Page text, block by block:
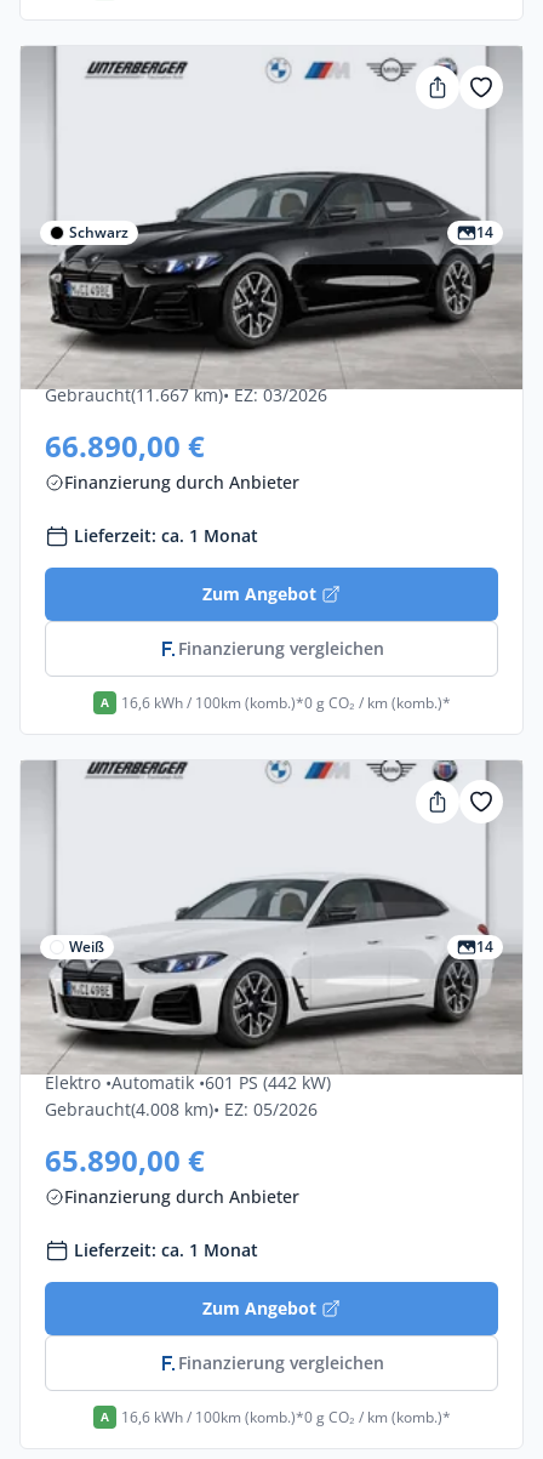
Schwarz 14
Privat & Gewerbe
Bmw I4-m50 M60 XDrive 5dr
Elektro • Automatik •
Gebraucht(11.667 km)• EZ: 03/2026
66.890,00 €
Finanzierung durch Anbieter
Lieferzeit: ca. 1 Monat
Zum Angebot
Finanzierung vergleichen
A 16,6 kWh / 100km (komb.)*0 g CO₂ / km (komb.)*
Weiß 14
Gewerbe & Privat
Bmw I4-m50 M60 XDrive 5dr
Elektro •Automatik •601 PS (442 kW)
Gebraucht(4.008 km)• EZ: 05/2026
65.890,00 €
Finanzierung durch Anbieter
Lieferzeit: ca. 1 Monat
Zum Angebot
Finanzierung vergleichen
A 16,6 kWh / 100km (komb.)*0 g CO₂ / km (komb.)*